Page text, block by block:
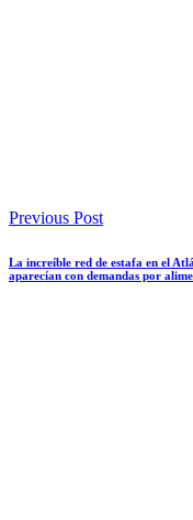
Previous Post
La increíble red de estafa en el
aparecían con demandas por